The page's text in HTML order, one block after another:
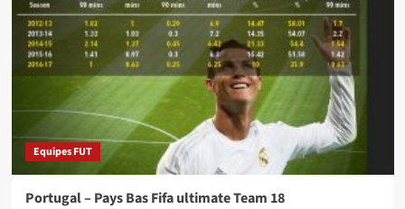
Equipes FUT
Portugal – Pays Bas Fifa ultimate Team 18